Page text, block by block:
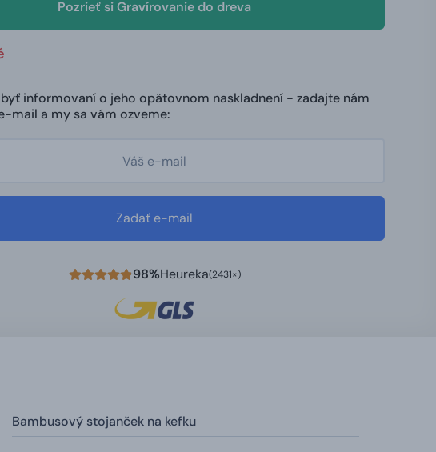
Pozrieť si Gravírovanie do dreva
informovaní o jeho opätovnom naskladnení - zadajte nám
mail a my sa vám ozveme:
Zadať e-mail
98%Heureka(2431×)
Bambusový stojanček na kefku